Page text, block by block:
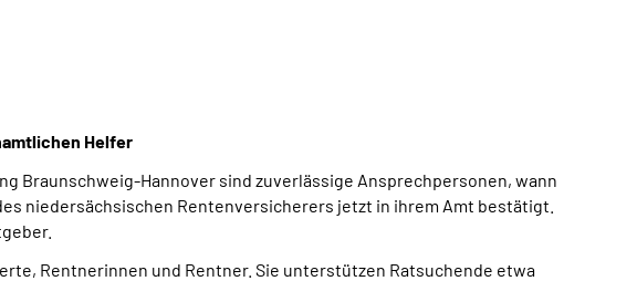
Helfer
Braunschweig-Hannover sind zuverlässige Ansprechpersonen, wann
niedersächsischen Rentenversicherers jetzt in ihrem Amt bestätigt.
Rentnerinnen und Rentner. Sie unterstützen Ratsuchende etwa